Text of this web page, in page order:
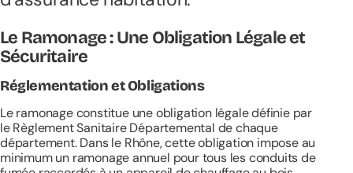
Le Ramonage : Une Obligation Légale et
Sécuritaire
Réglementation et Obligations
Le ramonage constitue une obligation légale définie par
le Règlement Sanitaire Départemental de chaque
département. Dans le Rhône, cette obligation impose au
minimum un ramonage annuel pour tous les conduits de